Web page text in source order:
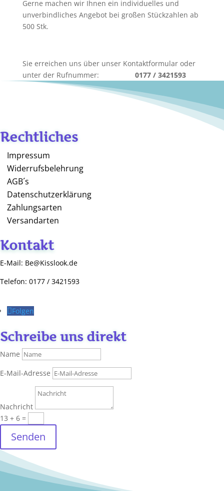
Gerne machen wir Ihnen ein individuelles und
unverbindliches Angebot bei großen Stückzahlen ab
500 Stk.
Sie erreichen uns über unser Kontaktformular oder
unter der Rufnummer: 0177 / 3421593
Rechtliches
Impressum
Widerrufsbelehrung
AGB´s
Datenschutzerklärung
Zahlungsarten
Versandarten
Kontakt
E-Mail: Be@Kisslook.de
Telefon: 0177 / 3421593
Folgen
Schreibe uns direkt
Name
E-Mail-Adresse
Nachricht
13 + 6 =
Senden